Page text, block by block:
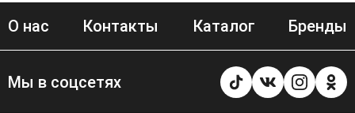
О нас Контакты Каталог Бренды
Мы в соцсетях